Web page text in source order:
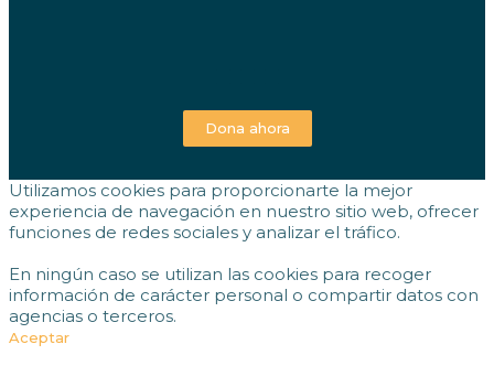
Dona ahora
Utilizamos cookies para proporcionarte la mejor
experiencia de navegación en nuestro sitio web, ofrecer
funciones de redes sociales y analizar el tráfico.
En ningún caso se utilizan las cookies para recoger
información de carácter personal o compartir datos con
agencias o terceros.
Aceptar